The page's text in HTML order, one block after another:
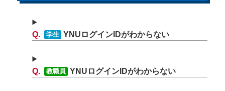
学生 YNUログインIDがわからない
教職員 YNUログインIDがわからない